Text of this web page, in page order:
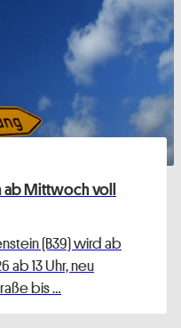
ab Mittwoch voll
(B39) wird ab
ab 13 Uhr, neu
bis …